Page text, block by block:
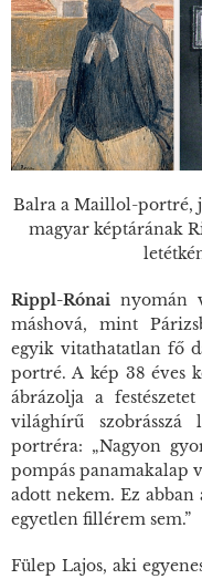
Balra a Maillol-portré,
magyar képtárának
Rippl-Rónai nyomán
máshová, mint
egyik vitathatatlan fő
portré. A kép 38 éves
ábrázolja a
világhírű
portréra: „Nagyon
pompás panamakalap
adott nekem. Ez
egyetlen fillérem sem.”
Fülep Lajos, aki